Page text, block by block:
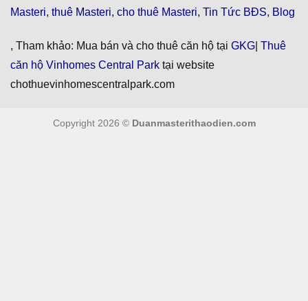
Masteri, thuê Masteri, cho thuê Masteri, Tin Tức BĐS, Blog
, Tham khảo: Mua bán và cho thuê căn hộ tại GKG Thuê
căn hộ Vinhomes Central Park tại website
chothuevinhomescentralpark.com
Copyright 2026 © Duanmasterithaodien.com